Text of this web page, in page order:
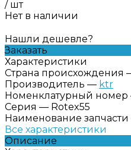
/ шт
Нет в наличии
Нашли дешевле?
Заказать
Характеристики
Страна происхождения
Производитель — ktr
Номенклатурный номер
Серия — Rotex55
Наименование запчасти
Все характеристики
Описание